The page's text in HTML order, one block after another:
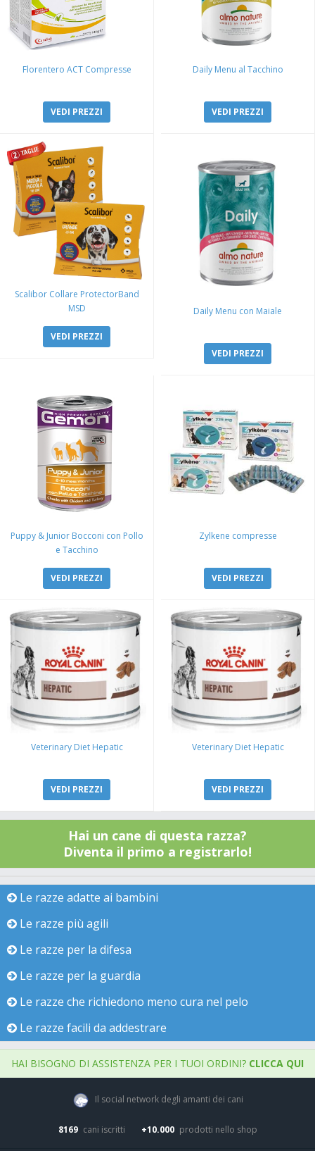
Florentero ACT Compresse
VEDI PREZZI
Daily Menu al Tacchino
VEDI PREZZI
Scalibor Collare ProtectorBand
MSD
VEDI PREZZI
Daily Menu con Maiale
VEDI PREZZI
Puppy & Junior Bocconi con Pollo
e Tacchino
VEDI PREZZI
Zylkene compresse
VEDI PREZZI
Veterinary Diet Hepatic
VEDI PREZZI
Veterinary Diet Hepatic
VEDI PREZZI
Hai un cane di questa razza?
Diventa il primo a registrarlo!
Le razze adatte ai bambini
Le razze più agili
Le razze per la difesa
Le razze per la guardia
Le razze che richiedono meno cura nel pelo
Le razze facili da addestrare
HAI BISOGNO DI ASSISTENZA PER I TUOI ORDINI? CLICCA QUI
Il social network degli amanti dei cani
8169 cani iscritti +10.000 prodotti nello shop